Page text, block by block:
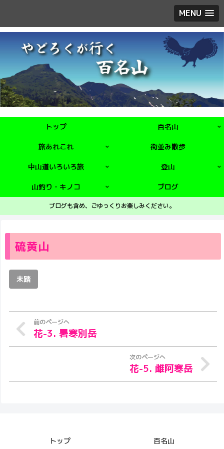
MENU
トップ 百名山
旅あれこれ 街並み散歩
中山道いろいろ旅 登山
山釣り・キノコ ブログ
ブログも含め、ごゆっくりお楽しみください。
硫黄山
未踏
花-3. 暑寒別岳
花-5. 雌阿寒岳
トップ 百名山